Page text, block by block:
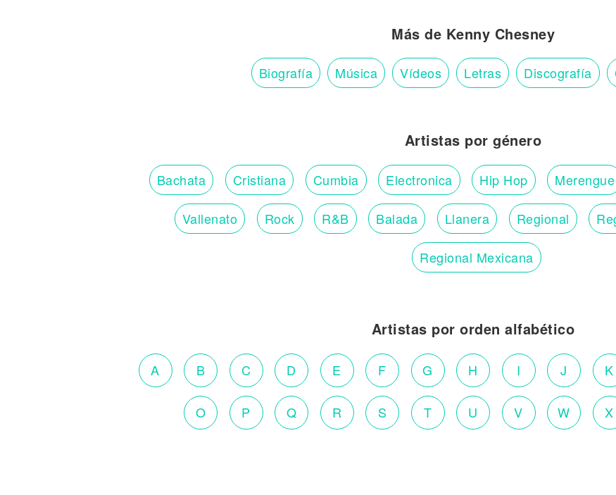
Más de Kenny Chesney
Biografía Música Vídeos Letras Discografía
Artistas por género
Bachata Cristiana Cumbia Electronica Hip Hop Merengue
Vallenato Rock R&B Balada Llanera Regional
Regional Mexicana
Artistas por orden alfabético
A B C D E F G H I J K
O P Q R S T U V W X